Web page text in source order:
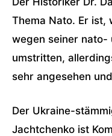
Thema Nato. Er ist,
wegen seiner nato-
umstritten,
sehr angesehen
Der Ukraine-
Jachtchenko ist